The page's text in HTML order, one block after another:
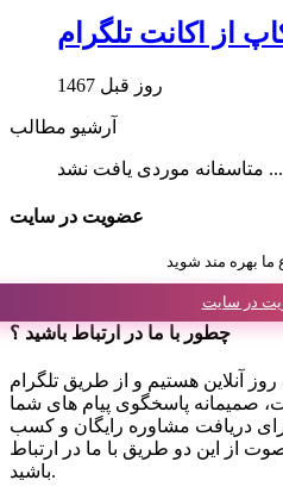
از اکانت تلگرام
1467 روز قبل
آرشیو مطالب
متاسفانه موردی یافت نشد ...
عضویت در سایت
در سایت
چطور با ما در ارتباط باشید ؟
شبانه روز آنلاین هستیم و از طریق تلگرام
صمیمانه پاسخگوی پیام های شما
دریافت مشاوره رایگان و کسب
از این دو طریق با ما در ارتباط
باشید.